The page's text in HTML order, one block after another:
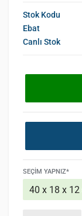
Stok Kodu
Ebat
Canlı Stok
SEÇIM YAPNIZ*